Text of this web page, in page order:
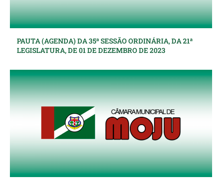
PAUTA (AGENDA) DA 35ª SESSÃO ORDINÁRIA, DA 21ª
LEGISLATURA, DE 01 DE DEZEMBRO DE 2023